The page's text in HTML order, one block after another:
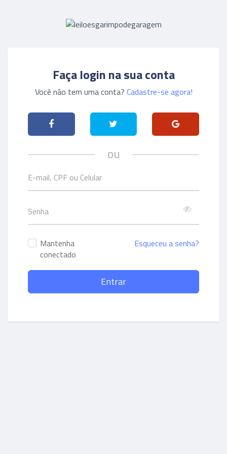
Faça login na sua conta
Você não tem uma conta? Cadastre-se agora!
ou
Mantenha
conectado
Esqueceu a senha?
Entrar